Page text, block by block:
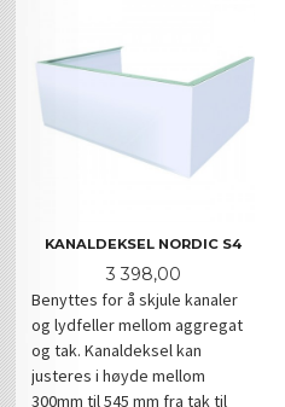
KANALDEKSEL NORDIC S4
Pris
3 398,00
Benyttes for å skjule kanaler
og lydfeller mellom aggregat
og tak. Kanaldeksel kan
justeres i høyde mellom
300mm til 545 mm fra tak til